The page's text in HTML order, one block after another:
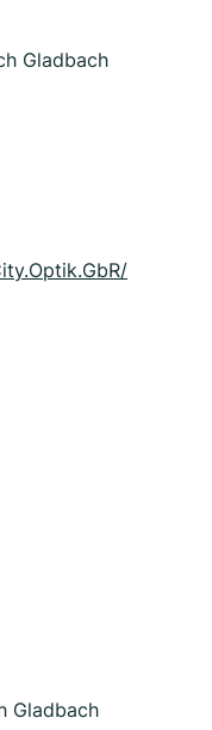
Gladbach
Gladbach